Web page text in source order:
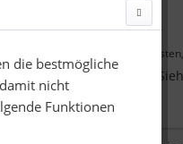
3,35 € *
zzgl.
Richtpreise -
die bestmögliche
nicht
Funktionen